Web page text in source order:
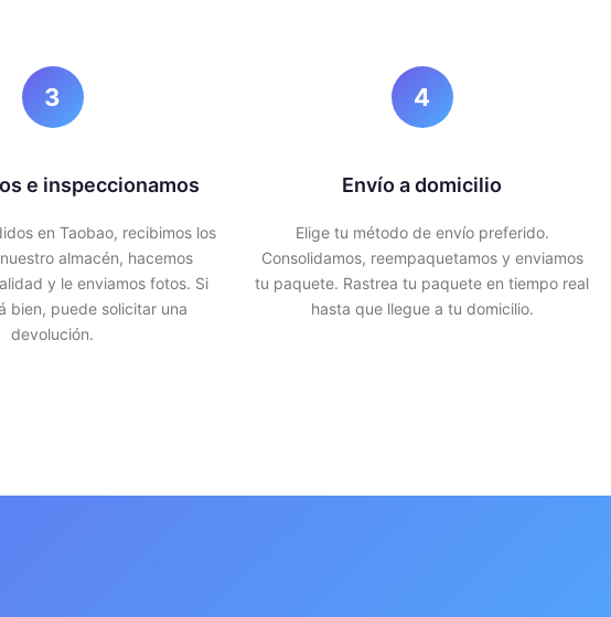
3
e inspeccionamos
en Taobao, recibimos los
almacén, hacemos
y le enviamos fotos. Si
bien, puede solicitar una
devolución.
4
Envío a domicilio
Elige tu método de envío preferido.
Consolidamos, reempaquetamos y enviamos
tu paquete. Rastrea tu paquete en tiempo real
hasta que llegue a tu domicilio.